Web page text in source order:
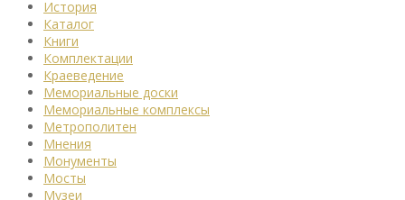
История
Каталог
Книги
Комплектации
Краеведение
Мемориальные доски
Мемориальные комплексы
Метрополитен
Мнения
Монументы
Мосты
Музеи